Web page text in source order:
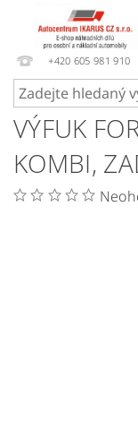
+420 605 981 910
VÝFUK
KOMBI,